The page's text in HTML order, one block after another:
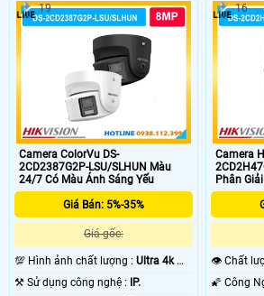
Camera ColorVu DS-
2CD2387G2P-LSU/SLHUN Màu
24/7 Có Màu Ánh Sáng Yếu
Giá Bán: 5%-35%
Giá gốc:
💯 Hình ảnh chất lượng : Ultra 4k 👍🏾
.
⚒ Sử dụng công nghệ :
IP.
19
Camera
👁 Chất
16